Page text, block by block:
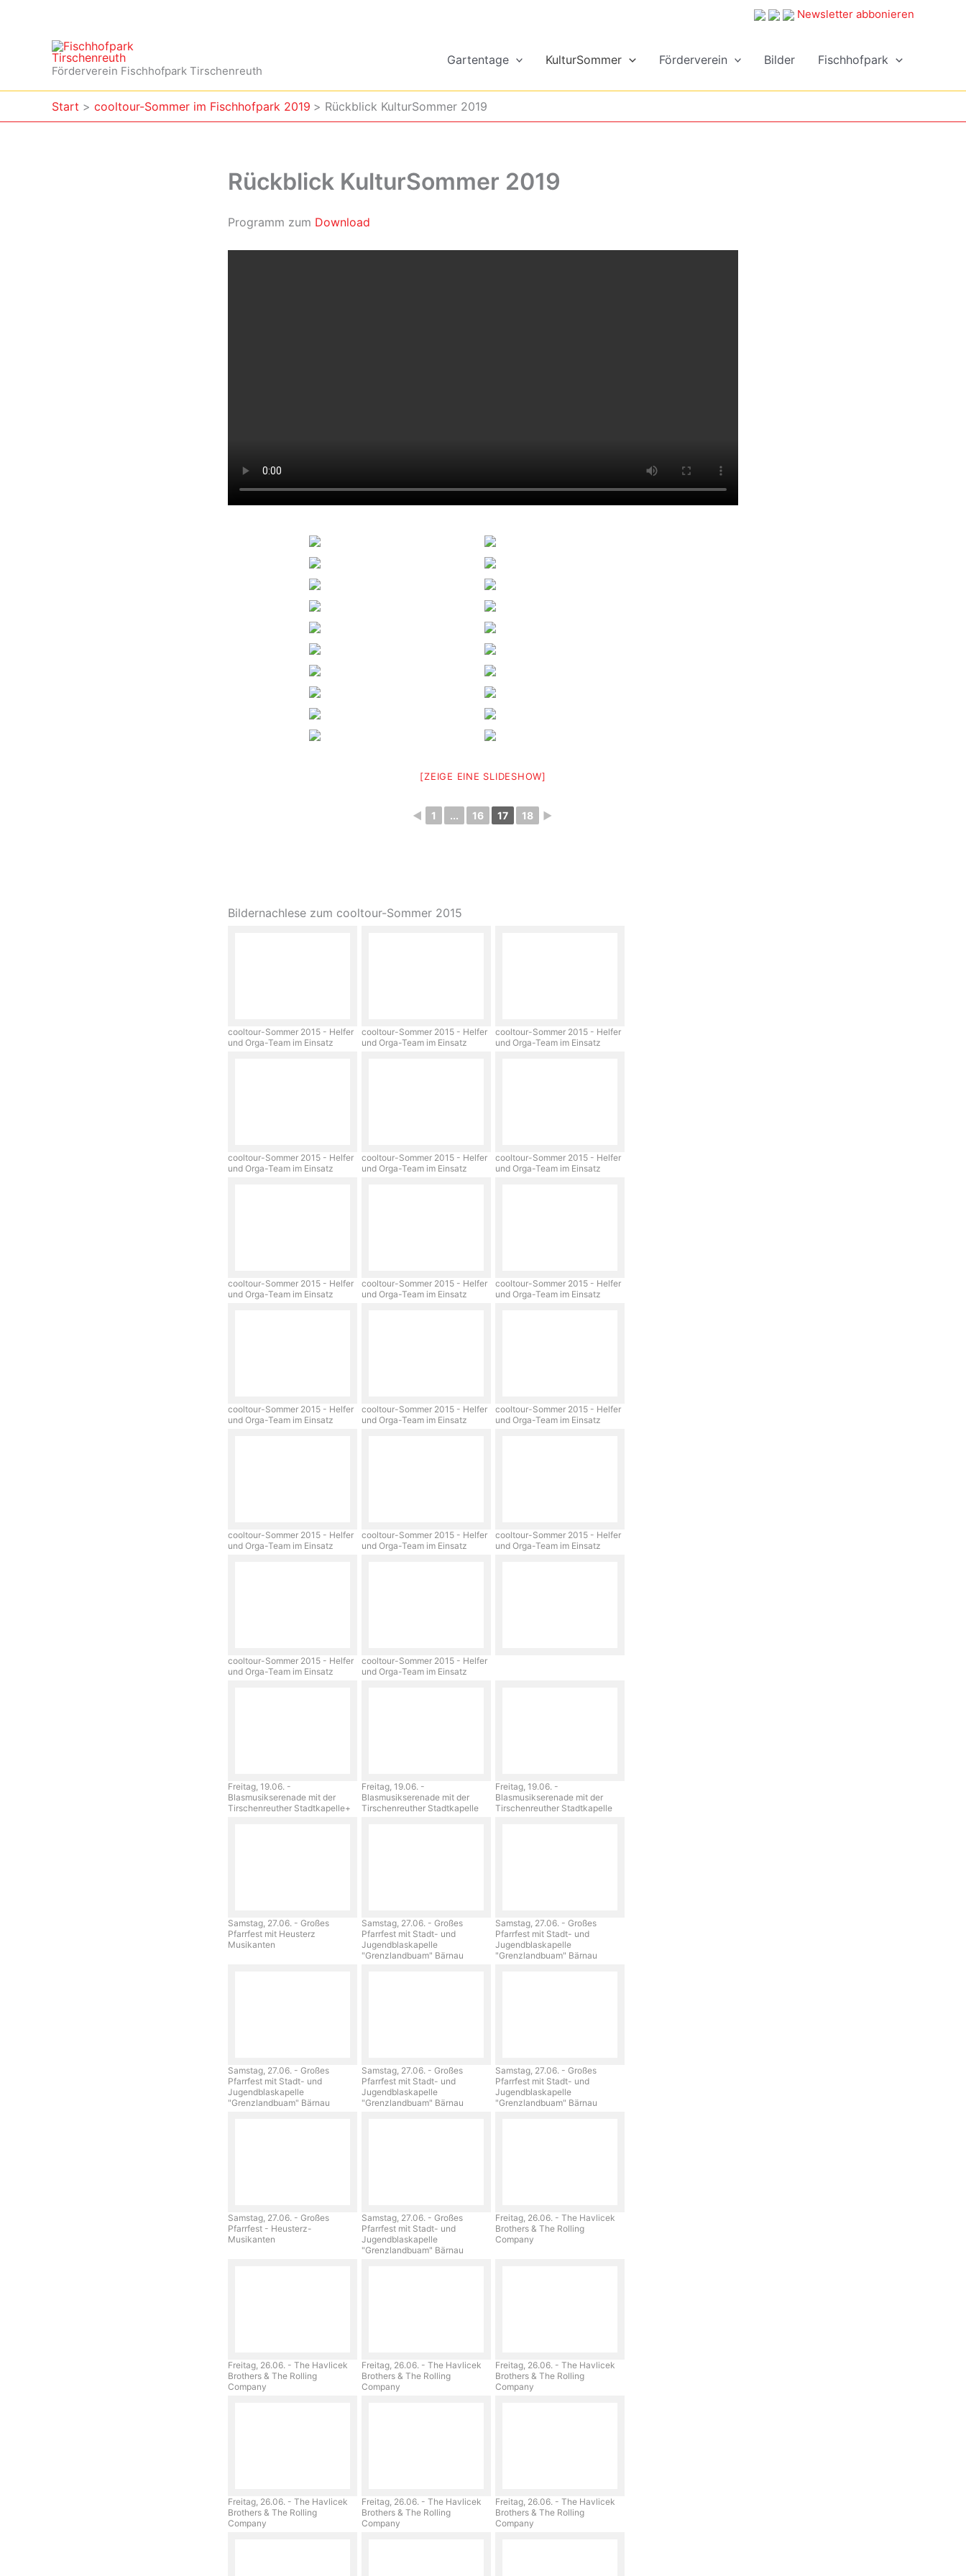
Newsletter abbonieren
Förderverein Fischhofpark Tirschenreuth
Gartentage KulturSommer Förderverein Bilder Fischhofpark
Start cooltour-Sommer im Fischhofpark 2019 Rückblick KulturSommer 2019
Rückblick KulturSommer 2019
Programm zum Download
[ZEIGE EINE SLIDESHOW]
◄ 1 ... 16 17 18 ►
Bildernachlese zum cooltour-Sommer 2015
cooltour-Sommer 2015 - Helfer
und Orga-Team im Einsatz
cooltour-Sommer 2015 - Helfer
und Orga-Team im Einsatz
cooltour-Sommer 2015 - Helfer
und Orga-Team im Einsatz
cooltour-Sommer 2015 - Helfer
und Orga-Team im Einsatz
cooltour-Sommer 2015 - Helfer
und Orga-Team im Einsatz
cooltour-Sommer 2015 - Helfer
und Orga-Team im Einsatz
cooltour-Sommer 2015 - Helfer
und Orga-Team im Einsatz
cooltour-Sommer 2015 - Helfer
und Orga-Team im Einsatz
cooltour-Sommer 2015 - Helfer
und Orga-Team im Einsatz
cooltour-Sommer 2015 - Helfer
und Orga-Team im Einsatz
cooltour-Sommer 2015 - Helfer
und Orga-Team im Einsatz
cooltour-Sommer 2015 - Helfer
und Orga-Team im Einsatz
cooltour-Sommer 2015 - Helfer
und Orga-Team im Einsatz
cooltour-Sommer 2015 - Helfer
und Orga-Team im Einsatz
cooltour-Sommer 2015 - Helfer
und Orga-Team im Einsatz
cooltour-Sommer 2015 - Helfer
und Orga-Team im Einsatz
cooltour-Sommer 2015 - Helfer
und Orga-Team im Einsatz
Freitag, 19.06. -
Blasmusikserenade mit der
Tirschenreuther Stadtkapelle+
Freitag, 19.06. -
Blasmusikserenade mit der
Tirschenreuther Stadtkapelle
Freitag, 19.06. -
Blasmusikserenade mit der
Tirschenreuther Stadtkapelle
Samstag, 27.06. - Großes
Pfarrfest mit Heusterz
Musikanten
Samstag, 27.06. - Großes
Pfarrfest mit Stadt- und
Jugendblaskapelle
"Grenzlandbuam" Bärnau
Samstag, 27.06. - Großes
Pfarrfest mit Stadt- und
Jugendblaskapelle
"Grenzlandbuam" Bärnau
Samstag, 27.06. - Großes
Pfarrfest mit Stadt- und
Jugendblaskapelle
"Grenzlandbuam" Bärnau
Samstag, 27.06. - Großes
Pfarrfest mit Stadt- und
Jugendblaskapelle
"Grenzlandbuam" Bärnau
Samstag, 27.06. - Großes
Pfarrfest mit Stadt- und
Jugendblaskapelle
"Grenzlandbuam" Bärnau
Samstag, 27.06. - Großes
Pfarrfest - Heusterz-
Musikanten
Samstag, 27.06. - Großes
Pfarrfest mit Stadt- und
Jugendblaskapelle
"Grenzlandbuam" Bärnau
Freitag, 26.06. - The Havlicek
Brothers & The Rolling
Company
Freitag, 26.06. - The Havlicek
Brothers & The Rolling
Company
Freitag, 26.06. - The Havlicek
Brothers & The Rolling
Company
Freitag, 26.06. - The Havlicek
Brothers & The Rolling
Company
Freitag, 26.06. - The Havlicek
Brothers & The Rolling
Company
Freitag, 26.06. - The Havlicek
Brothers & The Rolling
Company
Freitag, 26.06. - The Havlicek
Brothers & The Rolling
Company